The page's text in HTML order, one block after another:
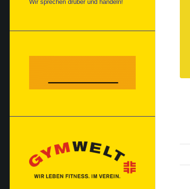
Wir sprechen drüber und handeln!